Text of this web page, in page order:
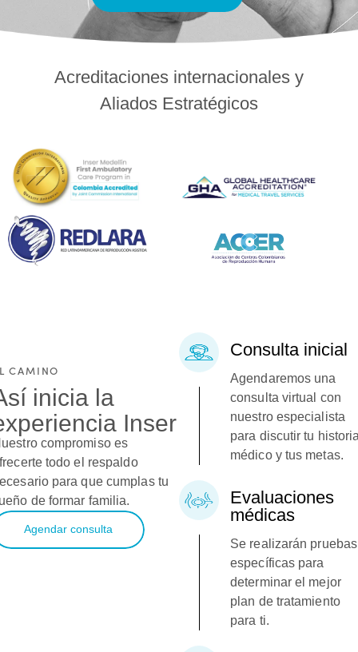
Acreditaciones internacionales y
Aliados Estratégicos
CAMINO
inicia la
Inser
compromiso es
todo el respaldo
para que cumplas tu
de formar familia.
Agendar consulta
Consulta inicial
Agendaremos una
consulta virtual con
nuestro especialista
para discutir tu
médico y tus metas.
Evaluaciones
médicas
Se realizarán pruebas
específicas para
determinar el mejor
plan de tratamiento
para ti.